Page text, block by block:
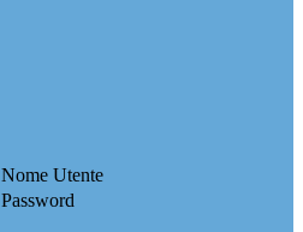
Nome Utente
Password